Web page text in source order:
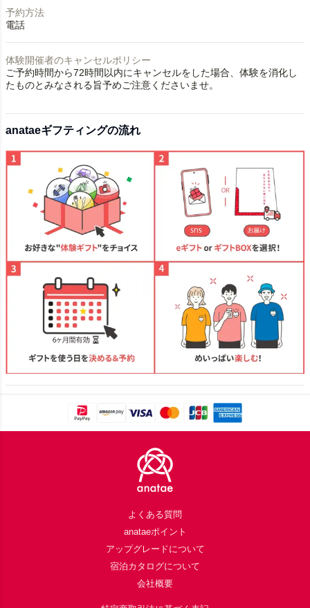
予約方法
電話
体験開催者のキャンセルポリシー
ご予約時間から72時間以内にキャンセルをした場合、体験を消化し
たものとみなされる旨予めご注意くださいませ。
anataeギフティングの流れ
よくある質問
anataeポイント
アップグレードについて
宿泊カタログについて
会社概要